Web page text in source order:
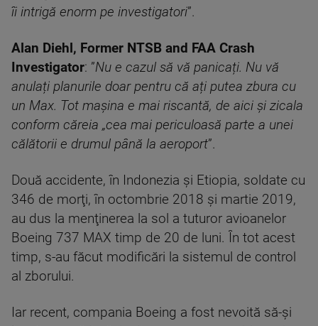
îi intrigă enorm pe investigatori”.
Alan Diehl, Former NTSB and FAA Crash
Investigator: ”Nu e cazul să vă panicați. Nu vă
anulați planurile doar pentru că ați putea zbura cu
un Max. Tot mașina e mai riscantă, de aici și zicala
conform căreia „cea mai periculoasă parte a unei
călătorii e drumul până la aeroport”.
Două accidente, în Indonezia și Etiopia, soldate cu
346 de morţi, în octombrie 2018 şi martie 2019,
au dus la menţinerea la sol a tuturor avioanelor
Boeing 737 MAX timp de 20 de luni. În tot acest
timp, s-au făcut modificări la sistemul de control
al zborului.
Iar recent, compania Boeing a fost nevoită să-şi